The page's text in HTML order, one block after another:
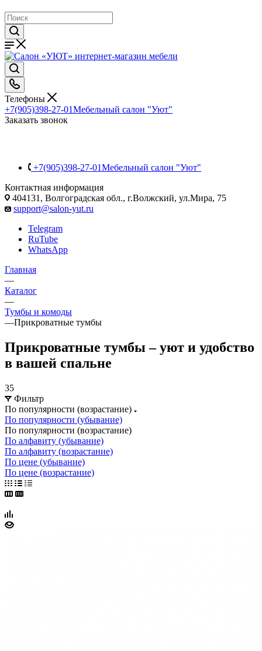
Телефоны
+7(905)398-27-01Мебельный салон "Уют"
Заказать звонок
+7(905)398-27-01Мебельный салон "Уют"
Контактная информация
404131, Волгоградская обл., г.Волжский, ул.Мира, 75
support@salon-yut.ru
Telegram
RuTube
WhatsApp
Главная
—
Каталог
—
Тумбы и комоды
—Прикроватные тумбы
Прикроватные тумбы – уют и удобство
в вашей спальне
35
Фильтр
По популярности (возрастание)
По популярности (убывание)
По популярности (возрастание)
По алфавиту (убывание)
По алфавиту (возрастание)
По цене (убывание)
По цене (возрастание)